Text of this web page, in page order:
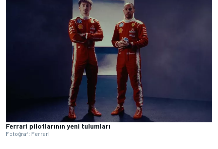
Ferrari pilotlarının yeni tulumları
Fotoğraf: Ferrari